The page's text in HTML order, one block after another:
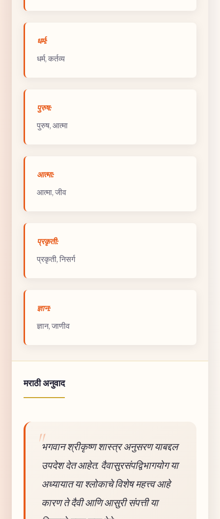
धर्म:
धर्म, कर्तव्य
पुरुष:
पुरुष, आत्मा
आत्मा:
आत्मा, जीव
प्रकृती:
प्रकृती, निसर्ग
ज्ञान:
ज्ञान, जाणीव
मराठी अनुवाद
भगवान श्रीकृष्ण शास्त्र अनुसरण याबद्दल
उपदेश देत आहेत. दैवासुरसंपद्विभागयोग या
अध्यायात या श्लोकाचे विशेष महत्त्व आहे
कारण ते दैवी आणि आसुरी संपत्ती या